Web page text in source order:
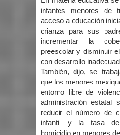
infantes menores de
acceso a educación
crianza para sus
incrementar la
preescolar y disminuir
con desarrollo
También, dijo, se
que los menores
entorno libre de
administración estatal
reducir el número de
infantil y la tasa de
homicidio en menores